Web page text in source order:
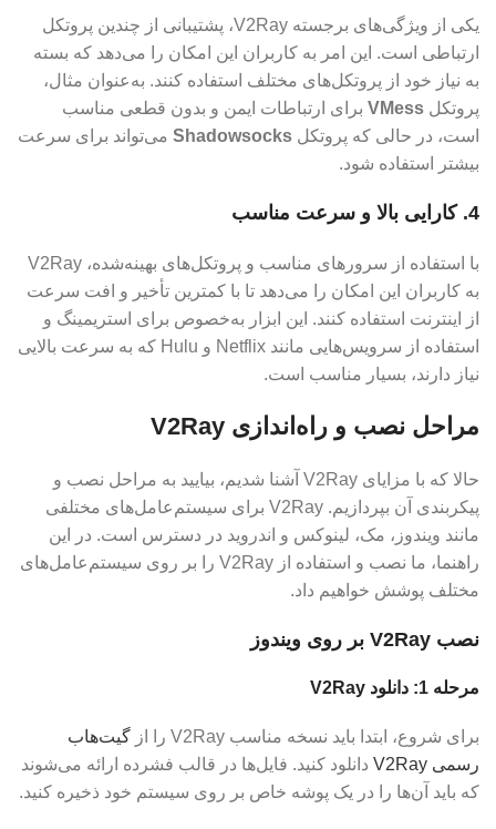
یکی از ویژگی‌های برجسته V2Ray، پشتیبانی از چندین پروتکل
ارتباطی است. این امر به کاربران این امکان را می‌دهد که بسته
به نیاز خود از پروتکل‌های مختلف استفاده کنند. به‌عنوان مثال،
پروتکل VMess برای ارتباطات ایمن و بدون قطعی مناسب
است، در حالی که پروتکل Shadowsocks می‌تواند برای سرعت
بیشتر استفاده شود.
4. کارایی بالا و سرعت مناسب
با استفاده از سرورهای مناسب و پروتکل‌های بهینه‌شده، V2Ray
به کاربران این امکان را می‌دهد تا با کمترین تأخیر و افت سرعت
از اینترنت استفاده کنند. این ابزار به‌خصوص برای استریمینگ و
استفاده از سرویس‌هایی مانند Netflix و Hulu که به سرعت بالایی
نیاز دارند، بسیار مناسب است.
مراحل نصب و راه‌اندازی V2Ray
حالا که با مزایای V2Ray آشنا شدیم، بیایید به مراحل نصب و
پیکربندی آن بپردازیم. V2Ray برای سیستم‌عامل‌های مختلفی
مانند ویندوز، مک، لینوکس و اندروید در دسترس است. در این
راهنما، ما نصب و استفاده از V2Ray را بر روی سیستم‌عامل‌های
مختلف پوشش خواهیم داد.
نصب V2Ray بر روی ویندوز
مرحله 1: دانلود V2Ray
برای شروع، ابتدا باید نسخه مناسب V2Ray را از
گیت‌هاب
رسمی V2Ray
دانلود کنید. فایل‌ها در قالب فشرده ارائه می‌شوند
که باید آن‌ها را در یک پوشه خاص بر روی سیستم خود ذخیره کنید.